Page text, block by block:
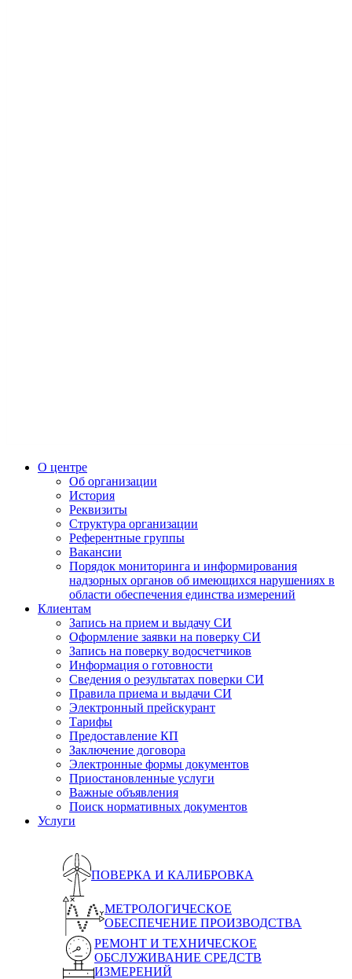
О центре
Об организации
История
Реквизиты
Структура организации
Референтные группы
Вакансии
Порядок мониторинга и информирования
надзорных органов об имеющихся нарушениях в
области обеспечения единства измерений
Клиентам
Запись на прием и выдачу СИ
Оформление заявки на поверку СИ
Запись на поверку водосчетчиков
Информация о готовности
Сведения о результатах поверки СИ
Правила приема и выдачи СИ
Электронный прейскурант
Тарифы
Предоставление КП
Заключение договора
Электронные формы документов
Приостановленные услуги
Важные объявления
Поиск нормативных документов
Услуги
ПОВЕРКА И КАЛИБРОВКА
МЕТРОЛОГИЧЕСКОЕ
ОБЕСПЕЧЕНИЕ ПРОИЗВОДСТВА
РЕМОНТ И ТЕХНИЧЕСКОЕ
ОБСЛУЖИВАНИЕ СРЕДСТВ
ИЗМЕРЕНИЙ